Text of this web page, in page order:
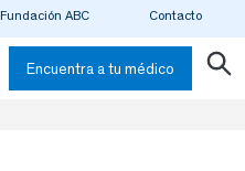
Fundación ABC Contacto
Encuentra a tu médico